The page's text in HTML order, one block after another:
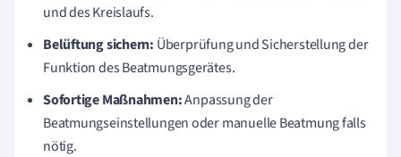
und des Kreislaufs.
Belüftung sichern: Überprüfung und Sicherstellung der
Funktion des Beatmungsgerätes.
Sofortige Maßnahmen:Anpassung der
Beatmungseinstellungen oder manuelle Beatmung falls
nötig.